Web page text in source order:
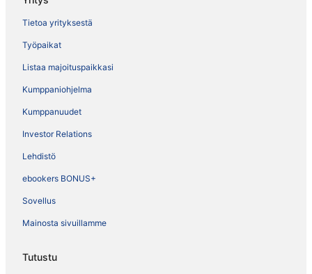
Tietoa yrityksestä
Työpaikat
Listaa majoituspaikkasi
Kumppaniohjelma
Kumppanuudet
Investor Relations
Lehdistö
ebookers BONUS+
Sovellus
Mainosta sivuillamme
Tutustu